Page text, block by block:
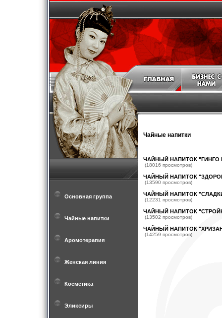
Основная группа
Чайные напитки
Аромотерапия
Женская линия
Косметика
Эликсиры
Чайные напитки
ЧАЙНЫЙ НАПИТОК "ГИНГО
(18016 просмотров)
ЧАЙНЫЙ НАПИТОК
(13590 просмотров)
ЧАЙНЫЙ НАПИТОК
(12231 просмотров)
ЧАЙНЫЙ НАПИТОК
(13502 просмотров)
ЧАЙНЫЙ НАПИТОК
(14259 просмотров)